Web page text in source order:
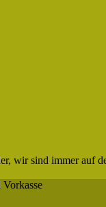
wir sind immer auf